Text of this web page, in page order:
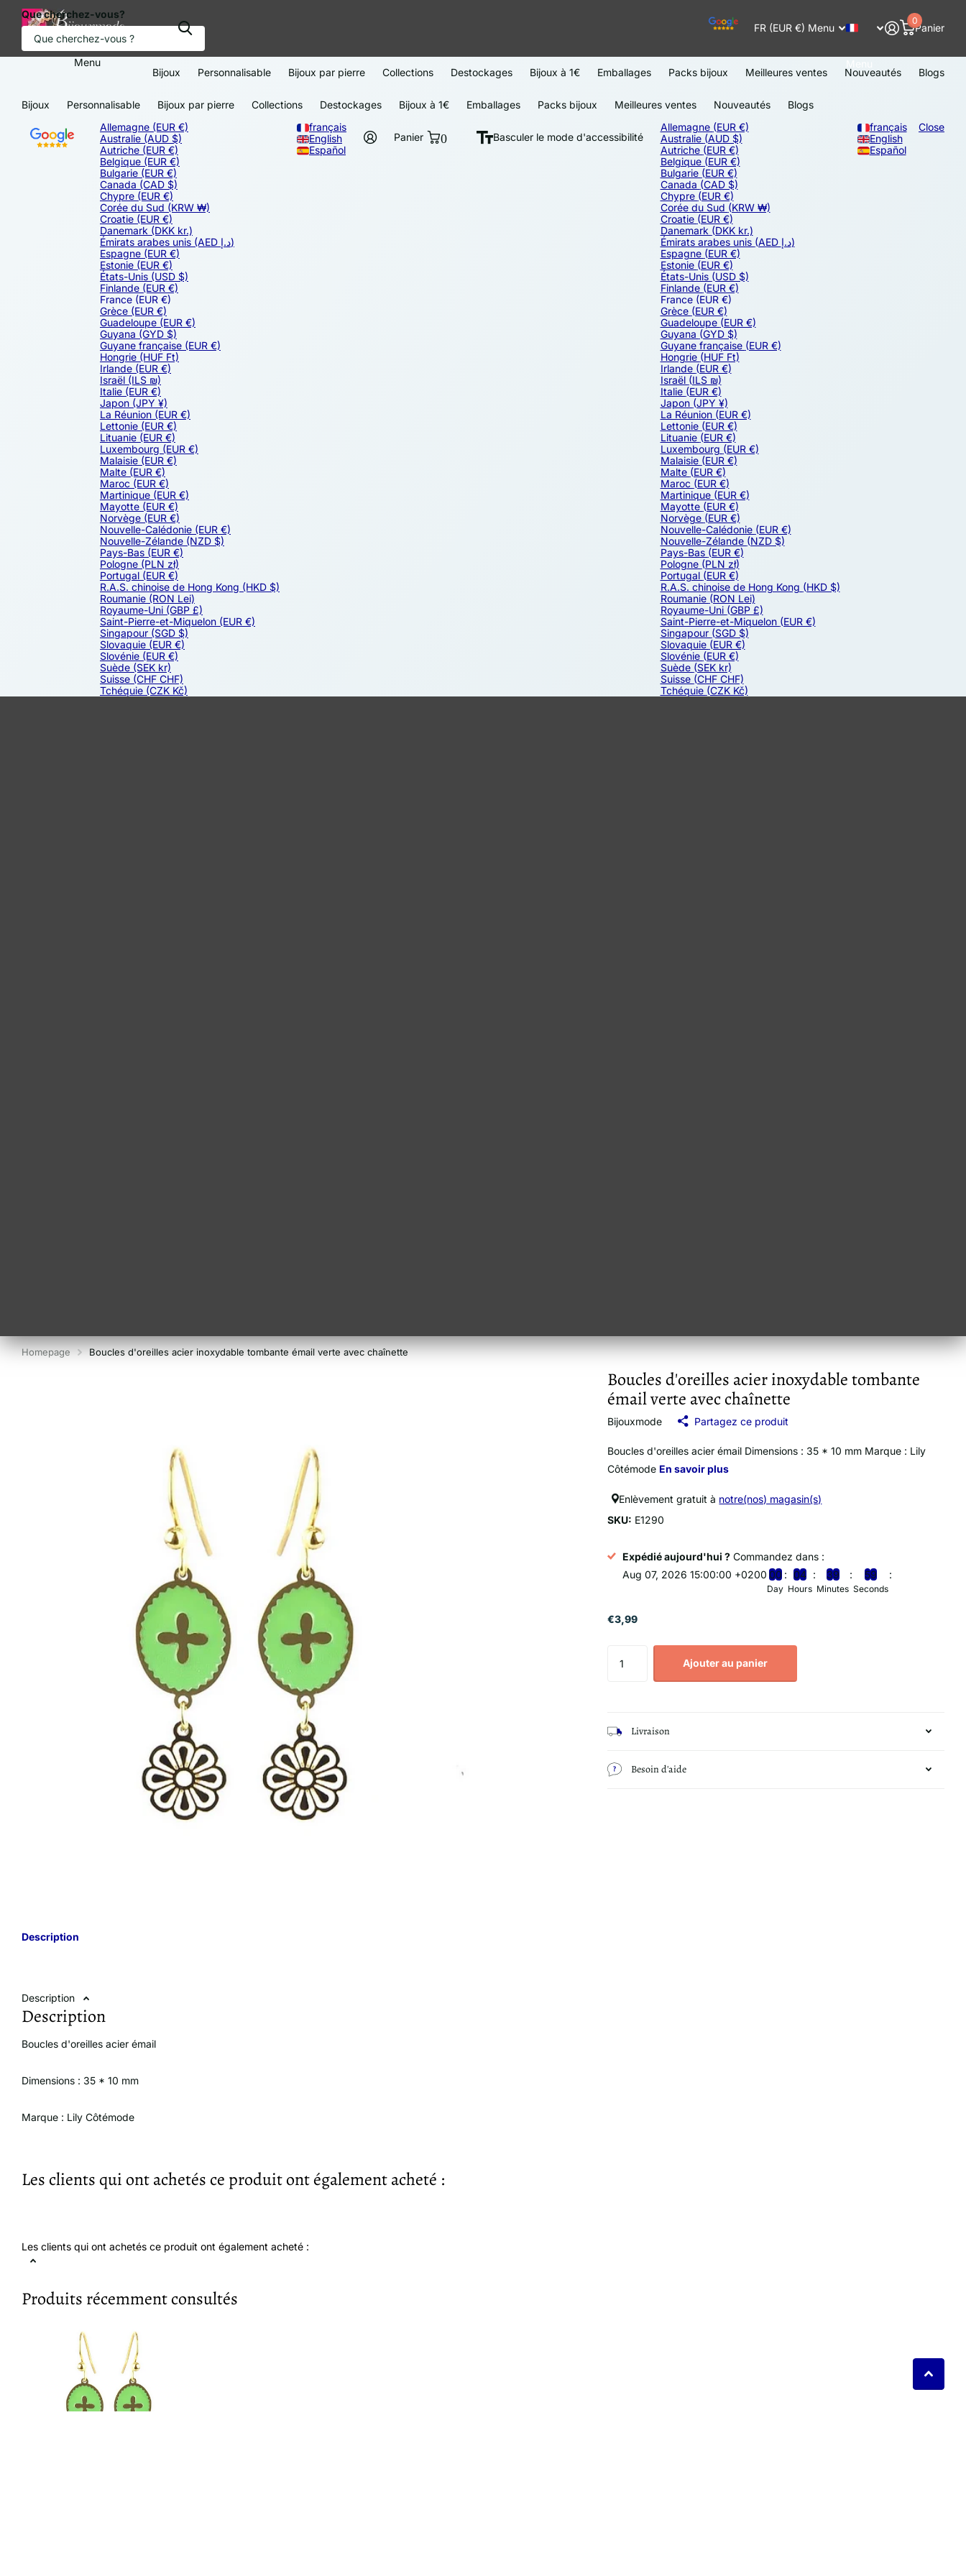
Que cherchez-vous?
FR (EUR €) Menu Panier
0
Menu
Bijoux
Personnalisable Bijoux par pierre Collections Destockages Bijoux à 1€ Emballages Packs bijoux Meilleures ventes Nouveautés Blogs
Bijoux Personnalisable Bijoux par pierre Collections Destockages Bijoux à 1€ Emballages Packs bijoux Meilleures ventes Nouveautés
Blogs
Allemagne (EUR €)
Australie (AUD $)
Autriche (EUR €)
Belgique (EUR €)
Bulgarie (EUR €)
Canada (CAD $)
Chypre (EUR €)
Corée du Sud (KRW ₩)
Croatie (EUR €)
Danemark (DKK kr.)
Émirats arabes unis
(AED د.إ)
Espagne (EUR €)
Estonie (EUR €)
États-Unis (USD $)
Finlande (EUR €)
France (EUR €)
Grèce (EUR €)
Guadeloupe (EUR €)
Guyana (GYD $)
Guyane française (EUR €)
Hongrie (HUF Ft)
Irlande (EUR €)
Israël (ILS ₪)
Italie (EUR €)
Japon (JPY ¥)
La Réunion (EUR €)
Lettonie (EUR €)
Lituanie (EUR €)
Luxembourg (EUR €)
Malaisie (EUR €)
Malte (EUR €)
Maroc (EUR €)
Martinique (EUR €)
Mayotte (EUR €)
Norvège (EUR €)
Nouvelle-Calédonie (EUR €)
Nouvelle-Zélande (NZD $)
Pays-Bas (EUR €)
Pologne (PLN zł)
Portugal (EUR €)
R.A.S. chinoise de Hong Kong (HKD $)
Roumanie (RON Lei)
Royaume-Uni (GBP £)
Saint-Pierre-et-Miquelon (EUR €)
Singapour (SGD $)
Slovaquie (EUR €)
Slovénie (EUR €)
Suède (SEK kr)
Suisse (CHF CHF)
Tchéquie (CZK Kč)
français
English
Español
Panier 0 Basculer le mode d'accessibilité
Allemagne (EUR €)
Australie (AUD $)
Autriche (EUR €)
Belgique (EUR €)
Bulgarie (EUR €)
Canada (CAD $)
Chypre (EUR €)
Corée du Sud (KRW ₩)
Croatie (EUR €)
Danemark (DKK kr.)
Émirats arabes unis
(AED د.إ)
Espagne (EUR €)
Estonie (EUR €)
États-Unis (USD $)
Finlande (EUR €)
France (EUR €)
Grèce (EUR €)
Guadeloupe (EUR €)
Guyana (GYD $)
Guyane française (EUR €)
Hongrie (HUF Ft)
Irlande (EUR €)
Israël (ILS ₪)
Italie (EUR €)
Japon (JPY ¥)
La Réunion (EUR €)
Lettonie (EUR €)
Lituanie (EUR €)
Luxembourg (EUR €)
Malaisie (EUR €)
Malte (EUR €)
Maroc (EUR €)
Martinique (EUR €)
Mayotte (EUR €)
Norvège (EUR €)
Nouvelle-Calédonie (EUR €)
Nouvelle-Zélande (NZD $)
Pays-Bas (EUR €)
Pologne (PLN zł)
Portugal (EUR €)
R.A.S. chinoise de Hong Kong (HKD $)
Roumanie (RON Lei)
Royaume-Uni (GBP £)
Saint-Pierre-et-Miquelon (EUR €)
Singapour (SGD $)
Slovaquie (EUR €)
Slovénie (EUR €)
Suède (SEK kr)
Suisse (CHF CHF)
Tchéquie (CZK Kč)
français
English
Español
Close
Homepage Boucles d'oreilles acier inoxydable tombante émail verte avec chaînette
Description
Description
Description
Boucles d'oreilles acier émail
Dimensions : 35 * 10 mm
Marque : Lily Côtémode
Boucles d'oreilles acier inoxydable tombante
émail verte avec chaînette
Bijouxmode Partagez ce produit
Boucles d'oreilles acier émail Dimensions : 35 * 10 mm Marque : Lily
Côtémode En savoir plus
Enlèvement gratuit à notre(nos) magasin(s)
SKU: E1290
Expédié aujourd'hui ? Commandez dans :
Aug 07, 2026 15:00:00 +0200 00
Day
04
Hours
39
Minutes
58
Seconds
€3,99
Ajouter au panier
Livraison
Besoin d'aide
Les clients qui ont achetés ce produit ont également acheté :
Les clients qui ont achetés ce produit ont également acheté :
Produits récemment consultés